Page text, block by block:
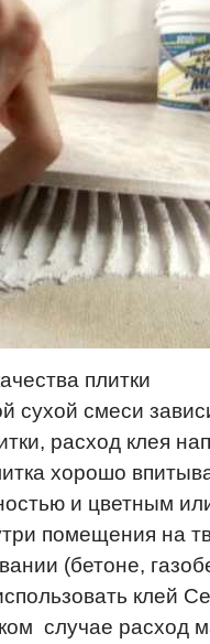
плитки
сухой смеси
расход клея
хорошо
и цветным
помещения на
(бетоне,
клей
случае расход